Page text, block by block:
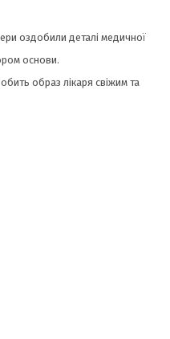
оздобили деталі медичної
основи.
образ лікаря свіжим та